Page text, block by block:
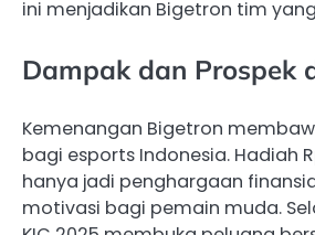
ini menjadikan Bigetron tim
Dampak dan Prospek
Kemenangan Bigetron
bagi esports Indonesia. Hadiah
hanya jadi penghargaan
motivasi bagi pemain muda.